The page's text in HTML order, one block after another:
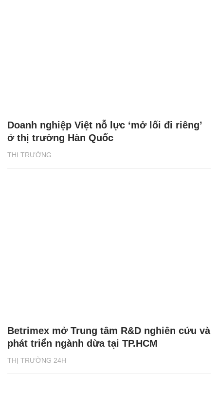
THỊ TRƯỜNG
Doanh nghiệp Việt nỗ lực ‘mở lối đi riêng’
ở thị trường Hàn Quốc
THỊ TRƯỜNG 24H
Betrimex mở Trung tâm R&D nghiên cứu và
phát triển ngành dừa tại TP.HCM